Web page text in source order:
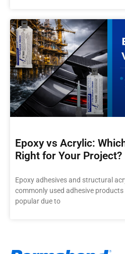
Epoxy vs Acrylic:
Right for Your Project?
Epoxy adhesives and structural
commonly used adhesive
popular due to